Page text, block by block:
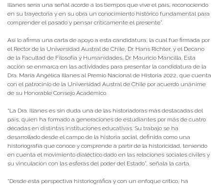
Illanes sería una señal acorde a los tiempos que vive el país, reconociendo
en su trayectoria y en su obra un conocimiento histórico fundamental para
comprender el pasado y pensar críticamente el presente”.
Así lo afirma una carta de apoyo a esta candidatura, la cual fue firmada por
el Rector de la Universidad Austral de Chile, Dr. Hans Richter, y el Decano
de la Facultad de Filosofía y Humanidades, Dr. Mauricio Mancilla. Esta
acción se enmarca en las actividades para presentar la candidatura de la
Dra. María Angélica Illanes al Premio Nacional de Historia 2022, que cuenta
con el patrocinio de la Universidad Austral de Chile por acuerdo unánime
de su Honorable Consejo Académico.
“La Dra. Illanes es sin duda una de las historiadoras más destacadas del
país, quien ha formado a generaciones de estudiantes por más de cuatro
décadas en distintas instituciones educativas. Su trabajo se ha
desarrollado desde el campo de la historia social, definida como una
historiografía que conoce y comprende a partir de la historicidad, teniendo
en cuenta el movimiento dialéctico dado en las relaciones sociales civiles y
su vinculación con las esferas del poder del Estado”, señala la carta.
“Desde esta perspectiva historiográfica y con un enfoque crítico, ha